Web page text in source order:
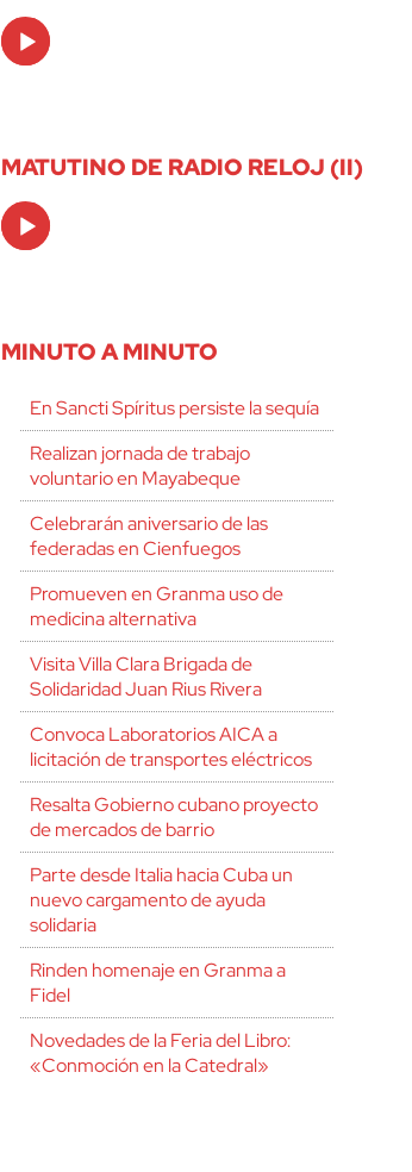
Audio
Player
MATUTINO DE RADIO RELOJ (II)
Audio
Player
MINUTO A MINUTO
En Sancti Spíritus persiste la sequía
Realizan jornada de trabajo
voluntario en Mayabeque
Celebrarán aniversario de las
federadas en Cienfuegos
Promueven en Granma uso de
medicina alternativa
Visita Villa Clara Brigada de
Solidaridad Juan Rius Rivera
Convoca Laboratorios AICA a
licitación de transportes eléctricos
Resalta Gobierno cubano proyecto
de mercados de barrio
Parte desde Italia hacia Cuba un
nuevo cargamento de ayuda
solidaria
Rinden homenaje en Granma a
Fidel
Novedades de la Feria del Libro:
«Conmoción en la Catedral»